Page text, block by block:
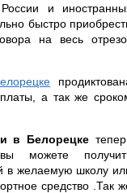
и
быстро
на весь
а так же
в Белорецке
можете
в желаемую школу
средство .Так